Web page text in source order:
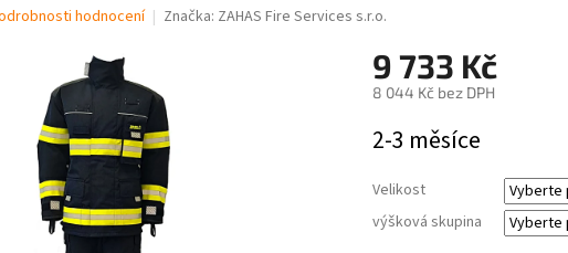
hodnocení Značka: ZAHAS Fire Services s.r.o.
9 733 Kč
8 044 Kčbez DPH
cena:
2-3 měsíce
Velikost
výšková skupina